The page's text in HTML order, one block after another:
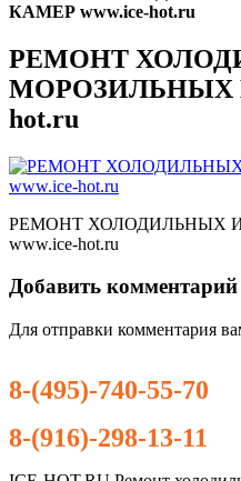
КАМЕР www.ice-hot.ru
РЕМОНТ
МОРОЗИЛЬНЫХ
hot.ru
РЕМОНТ ХОЛОДИЛЬНЫХ
www.ice-hot.ru
Добавить комментарий
Для отправки комментария
8-(495)-740-55-70
8-(916)-298-13-11